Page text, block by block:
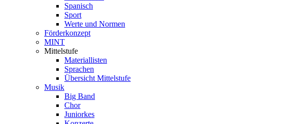
Spanisch
Sport
Werte und Normen
Förderkonzept
MINT
Mittelstufe
Materiallisten
Sprachen
Übersicht Mittelstufe
Musik
Big Band
Chor
Juniorkes